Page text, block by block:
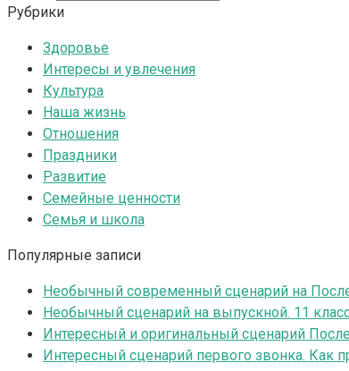
Рубрики
Здоровье
Интересы и увлечения
Культура
Наша жизнь
Отношения
Праздники
Развитие
Семейные ценности
Семья и школа
Популярные записи
Необычный современный сценарий на
Необычный сценарий на выпускной. 11
Интересный и оригинальный сценарий
Интересный сценарий первого звонка. Как